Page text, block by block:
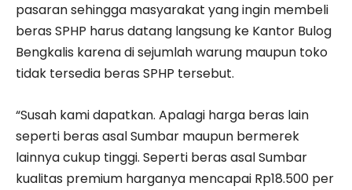
pasaran sehingga masyarakat yang ingin membeli
beras SPHP harus datang langsung ke Kantor Bulog
Bengkalis karena di sejumlah warung maupun toko
tidak tersedia beras SPHP tersebut.
“Susah kami dapatkan. Apalagi harga beras lain
seperti beras asal Sumbar maupun bermerek
lainnya cukup tinggi. Seperti beras asal Sumbar
kualitas premium harganya mencapai Rp18.500 per